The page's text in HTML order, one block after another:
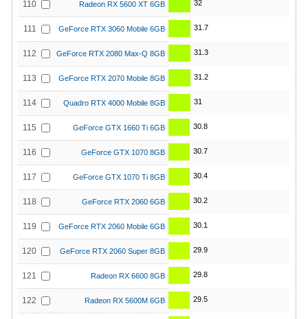
110 Radeon RX 5600 XT 6GB 32
111 GeForce RTX 3060 Mobile 6GB 31.7
112 GeForce RTX 2080 Max-Q 8GB 31.3
113 GeForce RTX 2070 Mobile 8GB 31.2
114 Quadro RTX 4000 Mobile 8GB 31
115 GeForce GTX 1660 Ti 6GB 30.8
116 GeForce GTX 1070 8GB 30.7
117 GeForce GTX 1070 Ti 8GB 30.4
118 GeForce RTX 2060 6GB 30.2
119 GeForce RTX 2060 Mobile 6GB 30.1
120 GeForce RTX 2060 Super 8GB 29.9
121 Radeon RX 6600 8GB 29.8
122 Radeon RX 5600M 6GB 29.5